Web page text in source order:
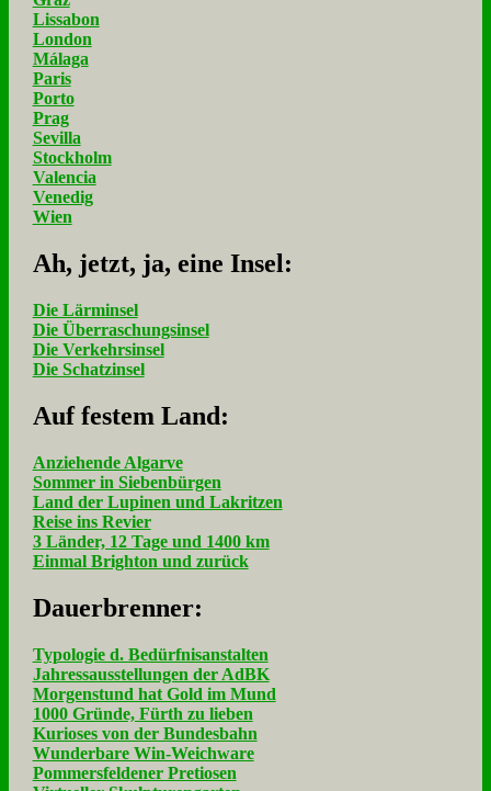
Lissabon
London
Málaga
Paris
Porto
Prag
Sevilla
Stockholm
Valencia
Venedig
Wien
Ah, jetzt, ja, ei­ne In­sel:
Die Lärminsel
Die Überraschungsinsel
Die Verkehrsinsel
Die Schatzinsel
Auf fe­stem Land:
Anziehende Algarve
Sommer in Siebenbürgen
Land der Lupinen und Lakritzen
Reise ins Revier
3 Länder, 12 Tage und 1400 km
Einmal Brighton und zurück
Dau­er­bren­ner:
Typologie d. Bedürfnisanstalten
Jahressausstellungen der AdBK
Morgenstund hat Gold im Mund
1000 Gründe, Fürth zu lieben
Kurioses von der Bundesbahn
Wunderbare Win-Weichware
Pommersfeldener Pretiosen